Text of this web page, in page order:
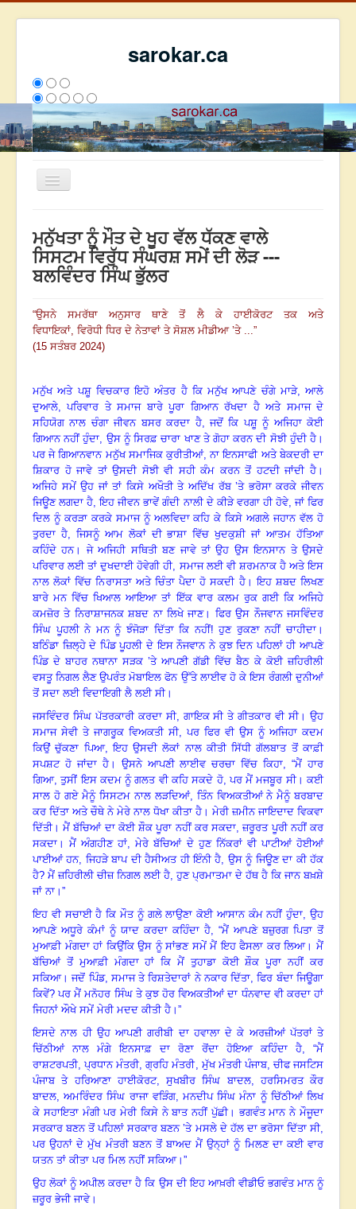
sarokar.ca
Toggle
ਰਚਨਾਵਾਂ
ਸਰੋਕਾਰ ਦੇ ਲੇਖਕ
We have 227 guests and no members online
2808237
ਮਨੁੱਖਤਾ ਨੂੰ ਮੌਤ ਦੇ ਖੂਹ ਵੱਲ ਧੱਕਣ ਵਾਲੇ
ਸਿਸਟਮ ਵਿਰੁੱਧ ਸੰਘਰਸ਼ ਸਮੇਂ ਦੀ ਲੋੜ ---
ਬਲਵਿੰਦਰ ਸਿੰਘ ਭੁੱਲਰ
“ਉਸਨੇ ਸਮਰੱਥਾ ਅਨੁਸਾਰ ਥਾਣੇ ਤੋਂ ਲੈ ਕੇ ਹਾਈਕੋਰਟ ਤਕ ਅਤੇ
ਵਿਧਾਇਕਾਂ, ਵਿਰੋਧੀ ਧਿਰ ਦੇ ਨੇਤਾਵਾਂ ਤੇ ਸੋਸ਼ਲ ਮੀਡੀਆ ’ਤੇ ...”
(15 ਸਤੰਬਰ 2024)
ਮਨੁੱਖ ਅਤੇ ਪਸ਼ੂ ਵਿਚਕਾਰ ਇਹੋ ਅੰਤਰ ਹੈ ਕਿ ਮਨੁੱਖ ਆਪਣੇ ਚੰਗੇ ਮਾੜੇ, ਆਲੇ
ਦੁਆਲੇ,ਪਰਿਵਾਰ ਤੇ ਸਮਾਜ ਬਾਰੇ ਪੂਰਾ ਗਿਆਨ ਰੱਖਦਾ ਹੈ ਅਤੇ ਸਮਾਜ ਦੇ
ਸਹਿਯੋਗ ਨਾਲ ਚੰਗਾ ਜੀਵਨ ਬਸਰ ਕਰਦਾ ਹੈ, ਜਦੋਂ ਕਿ ਪਸ਼ੂ ਨੂੰ ਅਜਿਹਾ ਕੋਈ
ਗਿਆਨ ਨਹੀਂ ਹੁੰਦਾ, ਉਸ ਨੂੰ ਸਿਰਫ਼ ਚਾਰਾ ਖਾਣ ਤੇ ਗੋਹਾ ਕਰਨ ਦੀ ਸੋਝੀ ਹੁੰਦੀ ਹੈ ।
ਪਰ ਜੇ ਗਿਆਨਵਾਨ ਮਨੁੱਖ ਸਮਾਜਿਕ ਕੁਰੀਤੀਆਂ,ਨਾ ਇਨਸਾਫੀ ਅਤੇ ਬੇਕਦਰੀ ਦਾ
ਸ਼ਿਕਾਰ ਹੋ ਜਾਵੇ ਤਾਂ ਉਸਦੀ ਸੋਝੀ ਵੀ ਸਹੀ ਕੰਮ ਕਰਨ ਤੋਂ ਹਟਦੀ ਜਾਂਦੀ ਹੈ ।
ਅਜਿਹੇ ਸਮੇਂ ਉਹ ਜਾਂ ਤਾਂ ਕਿਸੇ ਅਖੌਤੀ ਤੇ ਅਦਿੱਖ ਰੱਬ ’ਤੇ ਭਰੋਸਾ ਕਰਕੇ ਜੀਵਨ
ਜਿਊਣ ਲਗਦਾ ਹੈ,ਇਹ ਜੀਵਨ ਭਾਵੇਂ ਗੰਦੀ ਨਾਲੀ ਦੇ ਕੀੜੇ ਵਰਗਾ ਹੀ ਹੋਵੇ, ਜਾਂ ਫਿਰ
ਦਿਲ ਨੂੰ ਕਰੜਾ ਕਰਕੇ ਸਮਾਜ ਨੂੰ ਅਲਵਿਦਾ ਕਹਿ ਕੇ ਕਿਸੇ ਅਗਲੇ ਜਹਾਨ ਵੱਲ ਹੋ
ਤੁਰਦਾ ਹੈ, ਜਿਸਨੂੰ ਆਮ ਲੋਕਾਂ ਦੀ ਭਾਸ਼ਾ ਵਿੱਚ ਖੁਦਕੁਸ਼ੀ ਜਾਂ ਆਤਮ ਹੱਤਿਆ
ਕਹਿੰਦੇ ਹਨ। ਜੇ ਅਜਿਹੀ ਸਥਿਤੀ ਬਣ ਜਾਵੇ ਤਾਂ ਉਹ ਉਸ ਇਨਸਾਨ ਤੇ ਉਸਦੇ
ਪਰਿਵਾਰ ਲਈ ਤਾਂ ਦੁਖਦਾਈ ਹੋਵੇਗੀ ਹੀ, ਸਮਾਜ ਲਈ ਵੀ ਸ਼ਰਮਨਾਕ ਹੈ ਅਤੇ ਇਸ
ਨਾਲ ਲੋਕਾਂ ਵਿੱਚ ਨਿਰਾਸਤਾ ਅਤੇ ਚਿੰਤਾ ਪੈਦਾ ਹੋ ਸਕਦੀ ਹੈ।ਇਹ ਸ਼ਬਦ ਲਿਖਣ
ਬਾਰੇ ਮਨ ਵਿੱਚ ਖਿਆਲ ਆਇਆ ਤਾਂ ਇੱਕ ਵਾਰ ਕਲਮ ਰੁਕ ਗਈ ਕਿ ਅਜਿਹੇ
ਕਮਜ਼ੋਰ ਤੇ ਨਿਰਾਸ਼ਾਜਨਕ ਸ਼ਬਦ ਨਾ ਲਿਖੇ ਜਾਣ। ਫਿਰ ਉਸ ਨੌਜਵਾਨ ਜਸਵਿੰਦਰ
ਸਿੰਘ ਪੂਹਲੀ ਨੇ ਮਨ ਨੂੰ ਝੰਜੋੜਾ ਦਿੱਤਾ ਕਿ ਨਹੀਂ! ਹੁਣ ਰੁਕਣਾ ਨਹੀਂ ਚਾਹੀਦਾ ।
ਬਠਿੰਡਾ ਜ਼ਿਲ੍ਹੇ ਦੇ ਪਿੰਡ ਪੂਹਲੀ ਦੇ ਇਸ ਨੌਜਵਾਨ ਨੇ ਕੁਝ ਦਿਨ ਪਹਿਲਾਂ ਹੀ ਆਪਣੇ
ਪਿੰਡ ਦੇ ਬਾਹਰ ਨਥਾਨਾ ਸੜਕ ’ਤੇ ਆਪਣੀ ਗੱਡੀ ਵਿੱਚ ਬੈਠ ਕੇ ਕੋਈ ਜ਼ਹਿਰੀਲੀ
ਵਸਤੂ ਨਿਗਲ ਲੈਣ ਉਪਰੰਤ ਮੋਬਾਇਲ ਫੋਨ ਉੱਤੇ ਲਾਈਵ ਹੋ ਕੇ ਇਸ ਰੰਗਲੀ ਦੁਨੀਆਂ
ਤੋਂ ਸਦਾ ਲਈ ਵਿਦਾਇਗੀ ਲੈ ਲਈ ਸੀ।
ਜਸਵਿੰਦਰ ਸਿੰਘ ਪੱਤਰਕਾਰੀ ਕਰਦਾ ਸੀ, ਗਾਇਕ ਸੀ ਤੇ ਗੀਤਕਾਰ ਵੀ ਸੀ।ਉਹ
ਸਮਾਜ ਸੇਵੀ ਤੇ ਜਾਗਰੂਕ ਵਿਅਕਤੀ ਸੀ, ਪਰ ਫਿਰ ਵੀ ਉਸ ਨੂੰ ਅਜਿਹਾ ਕਦਮ
ਕਿਉਂ ਚੁੱਕਣਾ ਪਿਆ,ਇਹ ਉਸਦੀ ਲੋਕਾਂ ਨਾਲ ਕੀਤੀ ਸਿੱਧੀ ਗੱਲਬਾਤ ਤੋਂ ਕਾਫ਼ੀ
ਸਪਸ਼ਟ ਹੋ ਜਾਂਦਾ ਹੈ। ਉਸਨੇ ਆਪਣੀ ਲਾਈਵ ਚਰਚਾ ਵਿੱਚ ਕਿਹਾ, “ਮੈਂ ਹਾਰ
ਗਿਆ,ਤੁਸੀਂ ਇਸ ਕਦਮ ਨੂੰ ਗਲਤ ਵੀ ਕਹਿ ਸਕਦੇ ਹੋ, ਪਰ ਮੈਂ ਮਜਬੂਰ ਸੀ।ਕਈ
ਸਾਲ ਹੋ ਗਏ ਮੈਨੂੰ ਸਿਸਟਮ ਨਾਲ ਲੜਦਿਆਂ, ਤਿੰਨ ਵਿਅਕਤੀਆਂ ਨੇ ਮੈਨੂੰ ਬਰਬਾਦ
ਕਰ ਦਿੱਤਾ ਅਤੇ ਚੌਥੇ ਨੇ ਮੇਰੇ ਨਾਲ ਧੋਖਾ ਕੀਤਾ ਹੈ । ਮੇਰੀ ਜ਼ਮੀਨ ਜਾਇਦਾਦ ਵਿਕਵਾ
ਦਿੱਤੀ। ਮੈਂ ਬੱਚਿਆਂ ਦਾ ਕੋਈ ਸ਼ੌਕ ਪੂਰਾ ਨਹੀਂ ਕਰ ਸਕਦਾ, ਜ਼ਰੂਰਤ ਪੂਰੀ ਨਹੀਂ ਕਰ
ਸਕਦਾ ।ਮੈਂ ਅੰਗਹੀਣ ਹਾਂ,ਮੇਰੇ ਬੱਚਿਆਂ ਦੇ ਹੁਣ ਨਿੱਕਰਾਂ ਵੀ ਪਾਟੀਆਂ ਹੋਈਆਂ
ਪਾਈਆਂ ਹਨ, ਜਿਹੜੇ ਬਾਪ ਦੀ ਹੈਸੀਅਤ ਹੀ ਇੰਨੀ ਹੈ, ਉਸ ਨੂੰ ਜਿਊਣ ਦਾ ਕੀ ਹੱਕ
ਹੈ? ਮੈਂ ਜ਼ਹਿਰੀਲੀ ਚੀਜ਼ ਨਿਗਲ ਲਈ ਹੈ, ਹੁਣ ਪ੍ਰਮਾਤਮਾ ਦੇ ਹੱਥ ਹੈ ਕਿ ਜਾਨ ਬਖ਼ਸ਼ੇ
ਜਾਂ ਨਾ ।”
ਇਹ ਵੀ ਸਚਾਈ ਹੈ ਕਿ ਮੌਤ ਨੂੰ ਗਲੇ ਲਾਉਣਾ ਕੋਈ ਆਸਾਨ ਕੰਮ ਨਹੀਂ ਹੁੰਦਾ,ਉਹ
ਆਪਣੇ ਅਧੂਰੇ ਕੰਮਾਂ ਨੂੰ ਯਾਦ ਕਰਦਾ ਕਹਿੰਦਾ ਹੈ, “ਮੈਂ ਆਪਣੇ ਬਜ਼ੁਰਗ ਪਿਤਾ ਤੋਂ
ਮੁਆਫ਼ੀ ਮੰਗਦਾ ਹਾਂ ਕਿਉਂਕਿ ਉਸ ਨੂੰ ਸਾਂਭਣ ਸਮੇਂ ਮੈਂ ਇਹ ਫੈਸਲਾ ਕਰ ਲਿਆ।ਮੈਂ
ਬੱਚਿਆਂ ਤੋਂ ਮੁਆਫ਼ੀ ਮੰਗਦਾ ਹਾਂ ਕਿ ਮੈਂ ਤੁਹਾਡਾ ਕੋਈ ਸ਼ੌਕ ਪੂਰਾ ਨਹੀਂ ਕਰ
ਸਕਿਆ।ਜਦੋਂ ਪਿੰਡ, ਸਮਾਜ ਤੇ ਰਿਸ਼ਤੇਦਾਰਾਂ ਨੇ ਨਕਾਰ ਦਿੱਤਾ, ਫਿਰ ਬੰਦਾ ਜਿਊਗਾ
ਕਿਵੇਂ?ਪਰ ਮੈਂ ਮਨੋਹਰ ਸਿੰਘ ਤੇ ਕੁਝ ਹੋਰ ਵਿਅਕਤੀਆਂ ਦਾ ਧੰਨਵਾਦ ਵੀ ਕਰਦਾ ਹਾਂ
ਜਿਹਨਾਂ ਔਖੇ ਸਮੇਂ ਮੇਰੀ ਮਦਦ ਕੀਤੀ ਹੈ ।”
ਇਸਦੇ ਨਾਲ ਹੀ ਉਹ ਆਪਣੀ ਗਰੀਬੀ ਦਾ ਹਵਾਲਾ ਦੇ ਕੇ ਅਰਜ਼ੀਆਂ ਪੱਤਰਾਂ ਤੇ
ਚਿੱਠੀਆਂ ਨਾਲ ਮੰਗੇ ਇਨਸਾਫ਼ ਦਾ ਰੋਣਾ ਰੋਂਦਾ ਹੋਇਆ ਕਹਿੰਦਾ ਹੈ, “ਮੈਂ
ਰਾਸ਼ਟਰਪਤੀ,ਪ੍ਰਧਾਨ ਮੰਤਰੀ,ਗ੍ਰਹਿ ਮੰਤਰੀ, ਮੁੱਖ ਮੰਤਰੀ ਪੰਜਾਬ, ਚੀਫ ਜਸਟਿਸ
ਪੰਜਾਬ ਤੇ ਹਰਿਆਣਾ ਹਾਈਕੋਰਟ, ਸੁਖਬੀਰ ਸਿੰਘ ਬਾਦਲ, ਹਰਸਿਮਰਤ ਕੌਰ
ਬਾਦਲ,ਅਮਰਿੰਦਰ ਸਿੰਘ ਰਾਜਾ ਵੜਿੰਗ,ਮਨਦੀਪ ਸਿੰਘ ਮੰਨਾ ਨੂੰ ਚਿੱਠੀਆਂ ਲਿਖ
ਕੇ ਸਹਾਇਤਾ ਮੰਗੀ ਪਰ ਮੇਰੀ ਕਿਸੇ ਨੇ ਬਾਤ ਨਹੀਂ ਪੁੱਛੀ। ਭਗਵੰਤ ਮਾਨ ਨੇ ਮੌਜੂਦਾ
ਸਰਕਾਰ ਬਣਨ ਤੋਂ ਪਹਿਲਾਂ ਸਰਕਾਰ ਬਣਨ ’ਤੇ ਮਸਲੇ ਦੇ ਹੱਲ ਦਾ ਭਰੋਸਾ ਦਿੱਤਾ ਸੀ,
ਪਰ ਉਹਨਾਂ ਦੇ ਮੁੱਖ ਮੰਤਰੀ ਬਣਨ ਤੋਂ ਬਾਅਦ ਮੈਂ ਉਨ੍ਹਾਂ ਨੂੰ ਮਿਲਣ ਦਾ ਕਈ ਵਾਰ
ਯਤਨ ਤਾਂ ਕੀਤਾ ਪਰ ਮਿਲ ਨਹੀਂ ਸਕਿਆ।”
ਉਹ ਲੋਕਾਂ ਨੂੰ ਅਪੀਲ ਕਰਦਾ ਹੈ ਕਿ ਉਸ ਦੀ ਇਹ ਆਖ਼ਰੀ ਵੀਡੀਓ ਭਗਵੰਤ ਮਾਨ ਨੂੰ
ਜ਼ਰੂਰ ਭੇਜੀ ਜਾਵੇ।